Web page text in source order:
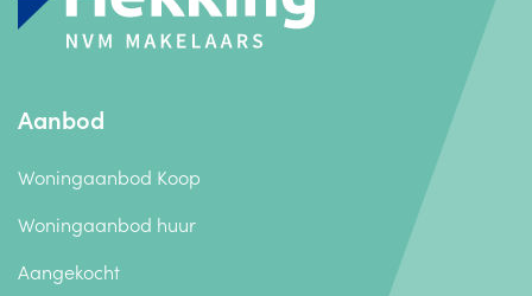
Aanbod
Woningaanbod Koop
Woningaanbod huur
Aangekocht